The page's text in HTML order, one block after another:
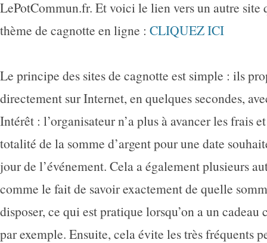
LePotCommun.fr. Et voici le lien vers un autre site
thème de cagnotte en ligne : CLIQUEZ ICI
Le principe des sites de cagnotte est simple : ils
directement sur Internet, en quelques secondes,
Intérêt : l’organisateur n’a plus à avancer les frais
totalité de la somme d’argent pour une date
jour de l’événement. Cela a également plusieurs
comme le fait de savoir exactement de quelle
disposer, ce qui est pratique lorsqu’on a un cadeau
par exemple. Ensuite, cela évite les très fréquents